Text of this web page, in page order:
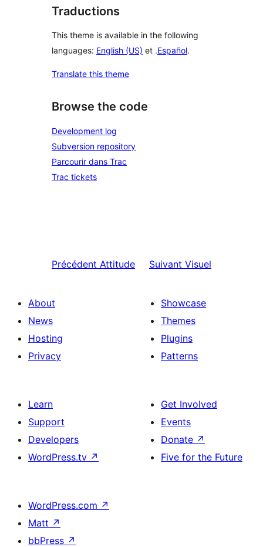
Traductions
This theme is available in the following
languages: English (US) et .Español.
Translate this theme
Browse the code
Development log
Subversion repository
Parcourir dans Trac
Trac tickets
Précédent Attitude Suivant Visuel
About
News
Hosting
Privacy
Showcase
Themes
Plugins
Patterns
Learn
Support
Developers
WordPress.tv ↗
Get Involved
Events
Donate ↗
Five for the Future
WordPress.com ↗
Matt ↗
bbPress ↗